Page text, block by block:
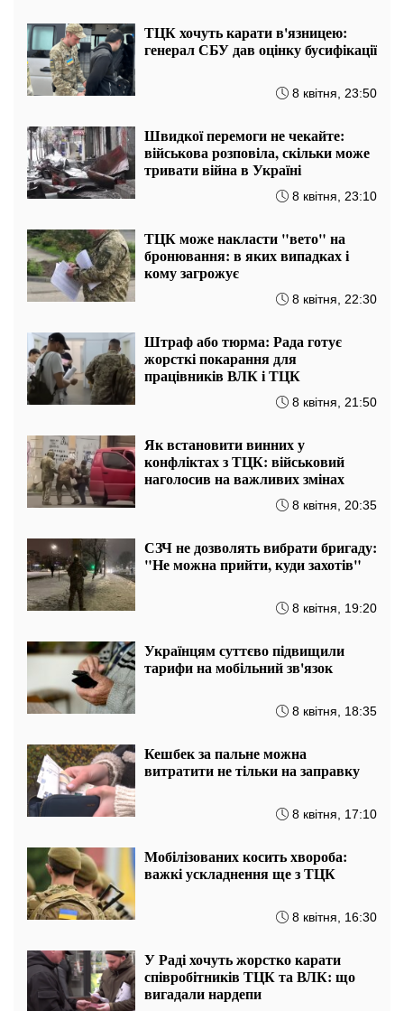
ТЦК хочуть карати в'язницею:
генерал СБУ дав оцінку бусифікації
8 квітня, 23:50
Швидкої перемоги не чекайте:
військова розповіла, скільки може
тривати війна в Україні
8 квітня, 23:10
ТЦК може накласти "вето" на
бронювання: в яких випадках і
кому загрожує
8 квітня, 22:30
Штраф або тюрма: Рада готує
жорсткі покарання для
працівників ВЛК і ТЦК
8 квітня, 21:50
Як встановити винних у
конфліктах з ТЦК: військовий
наголосив на важливих змінах
8 квітня, 20:35
СЗЧ не дозволять вибрати бригаду:
"Не можна прийти, куди захотів"
8 квітня, 19:20
Українцям суттєво підвищили
тарифи на мобільний зв'язок
8 квітня, 18:35
Кешбек за пальне можна
витратити не тільки на заправку
8 квітня, 17:10
Мобілізованих косить хвороба:
важкі ускладнення ще з ТЦК
8 квітня, 16:30
У Раді хочуть жорстко карати
співробітників ТЦК та ВЛК: що
вигадали нардепи